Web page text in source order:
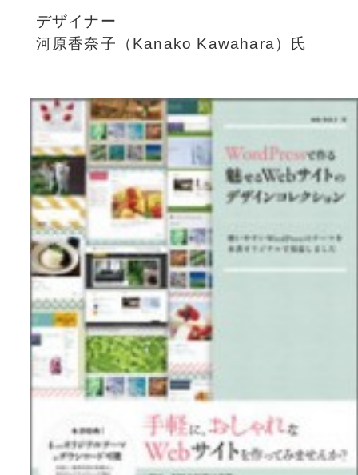
デザイナー
河原香奈子（Kanako Kawahara）氏